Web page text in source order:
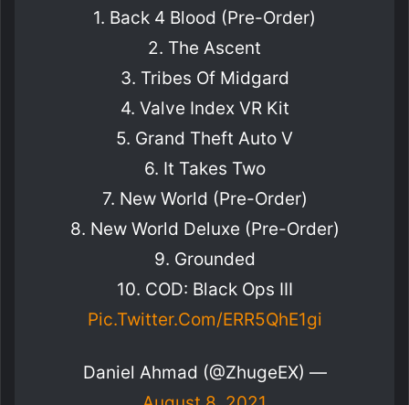
1. Back 4 Blood (Pre-Order)
2. The Ascent
3. Tribes Of Midgard
4. Valve Index VR Kit
5. Grand Theft Auto V
6. It Takes Two
7. New World (Pre-Order)
8. New World Deluxe (Pre-Order)
9. Grounded
10. COD: Black Ops III
Pic.twitter.com/eRR5QhE1gi
— Daniel Ahmad (@ZhugeEX)